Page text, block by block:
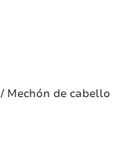
/ Mechón de cabello